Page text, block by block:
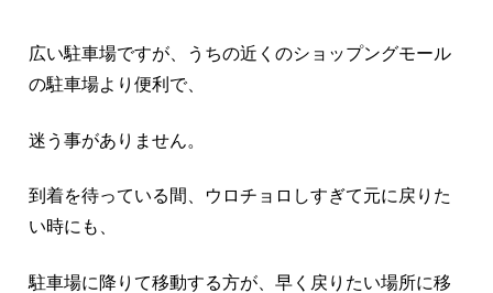
広い駐車場ですが、うちの近くのショップングモール
の駐車場より便利で、
迷う事がありません。
到着を待っている間、ウロチョロしすぎて元に戻りた
い時にも、
駐車場に降りて移動する方が、早く戻りたい場所に移